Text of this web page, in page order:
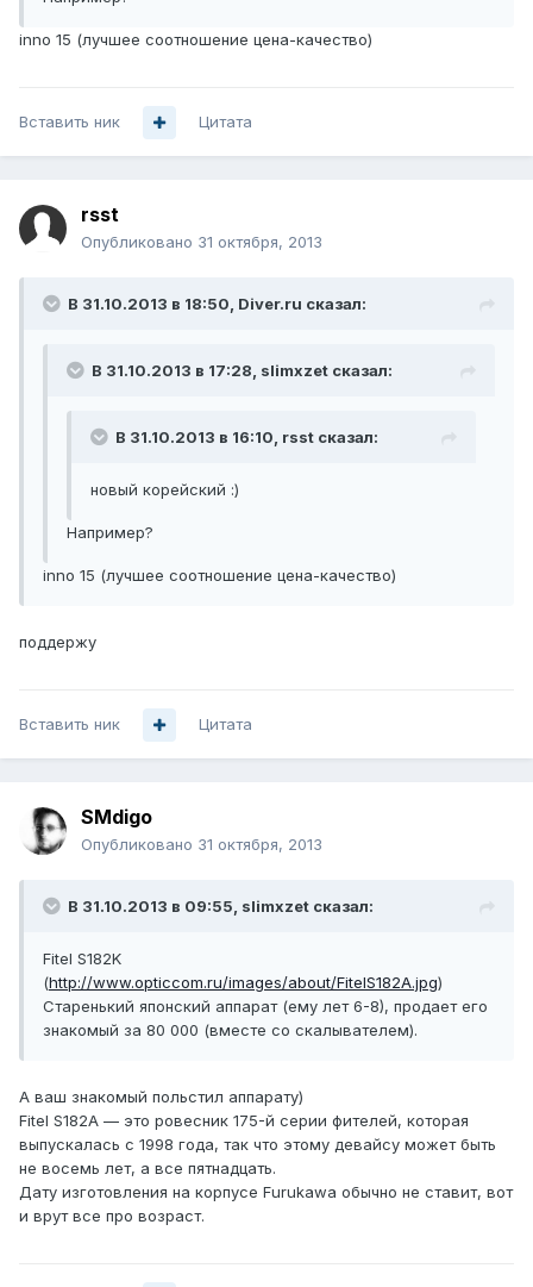
inno 15 (лучшее соотношение цена-качество)
Вставить ник Цитата
rsst
Опубликовано 31 октября, 2013
В 31.10.2013 в 18:50, Diver.ru сказал:
В 31.10.2013 в 17:28, slimxzet сказал:
В 31.10.2013 в 16:10, rsst сказал:
новый корейский :)
Например?
inno 15 (лучшее соотношение цена-качество)
поддержу
Вставить ник Цитата
SMdigo
Опубликовано 31 октября, 2013
В 31.10.2013 в 09:55, slimxzet сказал:
Fitel S182K
(http://www.opticcom.ru/images/about/FitelS182A.jpg)
Старенький японский аппарат (ему лет 6-8), продает его
знакомый за 80 000 (вместе со скалывателем).
А ваш знакомый польстил аппарату)
Fitel S182A — это ровесник 175-й серии фителей, которая
выпускалась с 1998 года, так что этому девайсу может быть
не восемь лет, а все пятнадцать.
Дату изготовления на корпусе Furukawa обычно не ставит, вот
и врут все про возраст.